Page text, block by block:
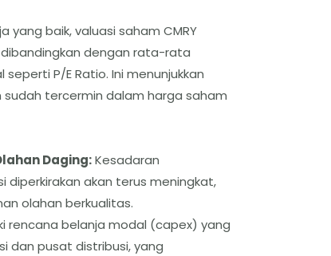
yang baik, valuasi saham CMRY
dengan rata-rata
P/E Ratio. Ini menunjukkan
tercermin dalam harga saham
Daging:Kesadaran
akan terus meningkat,
olahan berkualitas.
rencana belanja modal (capex) yang
dan pusat distribusi, yang